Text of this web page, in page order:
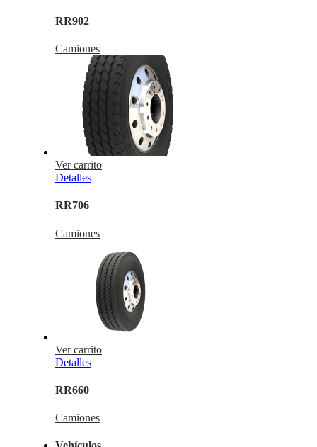
RR902
Camiones
Ver carrito
Detalles
RR706
Camiones
Ver carrito
Detalles
RR660
Camiones